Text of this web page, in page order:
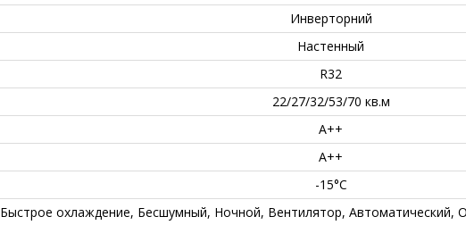
‎Инверторний
‎Настенный
‎R32
‎22/27/32/53/70 кв.м
А++
А++
‎-15°C
‎Быстрое охлаждение, Бесшумный, Ночной, Вентилятор, Автоматический,